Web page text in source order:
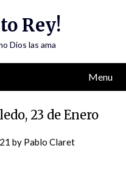
Rey!
Dios las ama
Menu
23 de Enero
by Pablo Claret